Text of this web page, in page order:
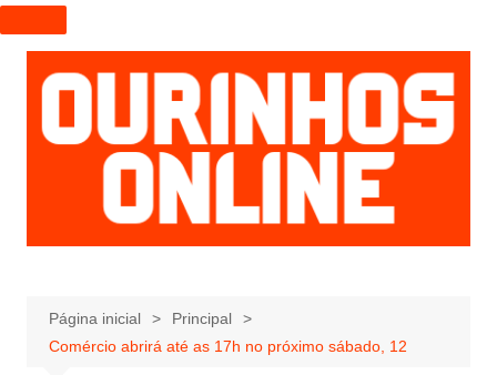
I
r
p
a
r
a
e
ú
Página inicial
Principal
Comércio abrirá até as 17h no próximo sábado, 12